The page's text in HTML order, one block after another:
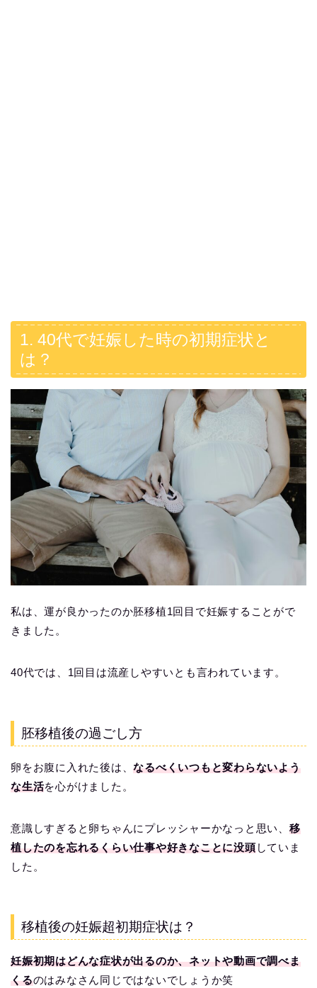
1. 40代で妊娠した時の初期症状と
は？
私は、運が良かったのか胚移植1回目で妊娠することがで
きました。
40代では、1回目は流産しやすいとも言われています。
胚移植後の過ごし方
卵をお腹に入れた後は、なるべくいつもと変わらないよう
な生活を心がけました。
意識しすぎると卵ちゃんにプレッシャーかなっと思い、 移
植したのを忘れるくらい仕事や好きなことに没頭していま
した。
移植後の妊娠超初期症状は？
妊娠初期はどんな症状が出るのか、ネットや動画で調べま
くるのはみなさん同じではないでしょうか笑